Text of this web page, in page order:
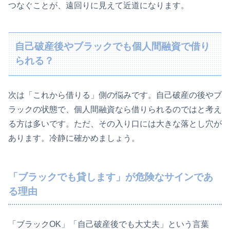
つなぐことが、遠回りに見えて近道になります。
自己破産後やブラックでも個人間融資で借り
られる？
次は「これから借りる」側の悩みです。自己破産の後やブ
ラックの状態で、個人間融資なら借りられるのではと考え
る方は多いです。ただ、その入り口には大きな落とし穴が
あります。冷静に確かめましょう。
「ブラックでも貸します」が危険なサインであ
る理由
「ブラックOK」「自己破産後でも大丈夫」という言葉